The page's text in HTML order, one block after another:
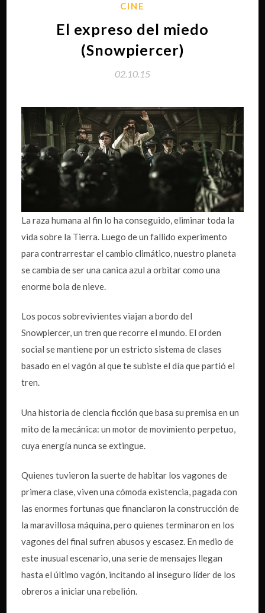
CINE
El expreso del miedo
(Snowpiercer)
02.10.15
La raza humana al fin lo ha conseguido, eliminar toda la
vida sobre la Tierra. Luego de un fallido experimento
para contrarrestar el cambio climático, nuestro planeta
se cambia de ser una canica azul a orbitar como una
enorme bola de nieve.
Los pocos sobrevivientes viajan a bordo del
Snowpiercer, un tren que recorre el mundo. El orden
social se mantiene por un estricto sistema de clases
basado en el vagón al que te subiste el día que partió el
tren.
Una historia de ciencia ficción que basa su premisa en un
mito de la mecánica: un motor de movimiento perpetuo,
cuya energía nunca se extingue.
Quienes tuvieron la suerte de habitar los vagones de
primera clase, viven una cómoda existencia, pagada con
las enormes fortunas que financiaron la construcción de
la maravillosa máquina, pero quienes terminaron en los
vagones del final sufren abusos y escasez. En medio de
este inusual escenario, una serie de mensajes llegan
hasta el último vagón, incitando al inseguro líder de los
obreros a iniciar una rebelión.